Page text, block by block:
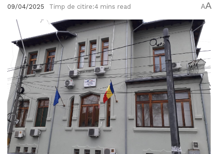
09/04/2025 Timp de citire:4 mins read AA